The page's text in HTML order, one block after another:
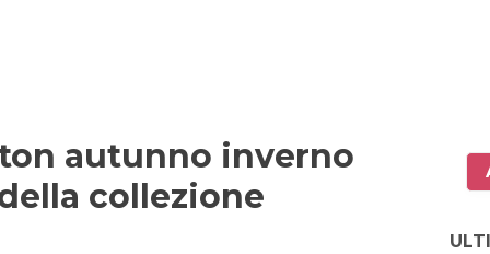
autunno inverno
collezione